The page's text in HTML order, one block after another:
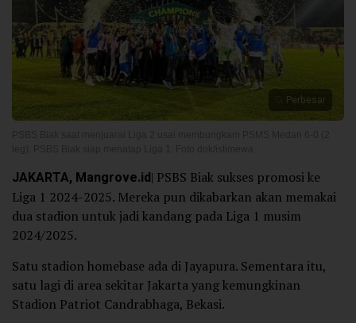
Perbesar
JAKARTA, Mangrove.id| PSBS Biak sukses promosi ke
Liga 1 2024-2025. Mereka pun dikabarkan akan memakai
dua stadion untuk jadi kandang pada Liga 1 musim
2024/2025.
Satu stadion homebase ada di Jayapura. Sementara itu,
satu lagi di area sekitar Jakarta yang kemungkinan
Stadion Patriot Candrabhaga, Bekasi.